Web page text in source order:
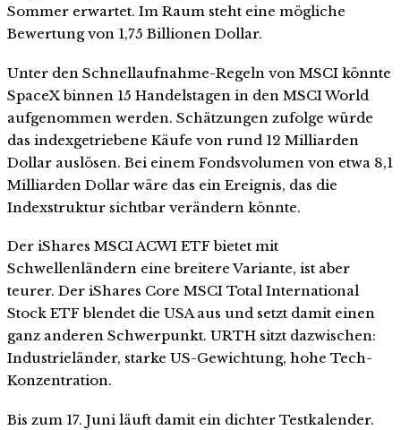
Sommer erwartet. Im Raum steht eine mögliche
Bewertung von 1,75 Billionen Dollar.
Unter den Schnellaufnahme-Regeln von MSCI könnte
SpaceX binnen 15 Handelstagen in den MSCI World
aufgenommen werden. Schätzungen zufolge würde
das indexgetriebene Käufe von rund 12 Milliarden
Dollar auslösen. Bei einem Fondsvolumen von etwa 8,1
Milliarden Dollar wäre das ein Ereignis, das die
Indexstruktur sichtbar verändern könnte.
Der iShares MSCI ACWI ETF bietet mit
Schwellenländern eine breitere Variante, ist aber
teurer. Der iShares Core MSCI Total International
Stock ETF blendet die USA aus und setzt damit einen
ganz anderen Schwerpunkt. URTH sitzt dazwischen:
Industrieländer, starke US-Gewichtung, hohe Tech-
Konzentration.
Bis zum 17. Juni läuft damit ein dichter Testkalender.